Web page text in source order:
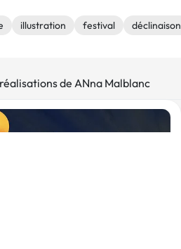
illustration festival déclinaison
de ANna Malblanc